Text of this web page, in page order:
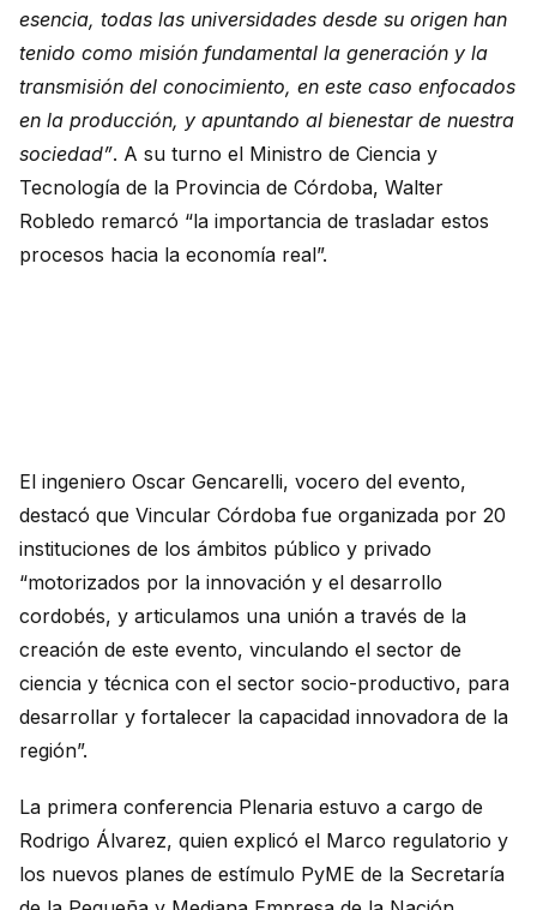
esencia, todas las universidades desde su origen han
tenido como misión fundamental la generación y la
transmisión del conocimiento, en este caso enfocados
en la producción, y apuntando al bienestar de nuestra
sociedad”. A su turno el Ministro de Ciencia y
Tecnología de la Provincia de Córdoba, Walter
Robledo remarcó “la importancia de trasladar estos
procesos hacia la economía real”.
El ingeniero Oscar Gencarelli, vocero del evento,
destacó que Vincular Córdoba fue organizada por 20
instituciones de los ámbitos público y privado
“motorizados por la innovación y el desarrollo
cordobés, y articulamos una unión a través de la
creación de este evento, vinculando el sector de
ciencia y técnica con el sector socio-productivo, para
desarrollar y fortalecer la capacidad innovadora de la
región”.
La primera conferencia Plenaria estuvo a cargo de
Rodrigo Álvarez, quien explicó el Marco regulatorio y
los nuevos planes de estímulo PyME de la Secretaría